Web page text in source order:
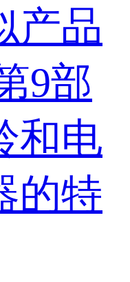
产品
9部
和电
的特